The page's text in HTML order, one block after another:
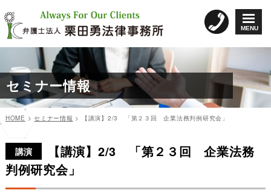
MENU
ン
テ
ン
へ
ス
キ
ッ
プ
セミナー情報
HOME >セミナー情報 > 【講演】2/3 「第２３回 企業法務判例研究会」
講演
【講演】2/3 「第２３回 企業法務
判例研究会」
日:
テ
ゴ
リ
ー
稿
ナ
ビ